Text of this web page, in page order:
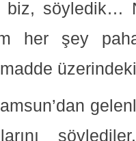
biz,
her şey